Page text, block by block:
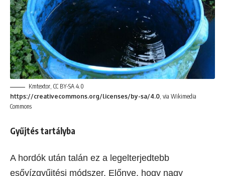
Kmtextor, CC BY-SA 4.0
https://creativecommons.org/licenses/by-sa/4.0, via Wikimedia
Commons
Gyűjtés tartályba
A hordók után talán ez a legelterjedtebb
esővízgyűjtési módszer. Előnye, hogy nagy